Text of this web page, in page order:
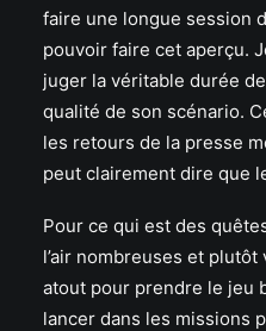
faire une longue session
pouvoir faire cet aperçu.
juger la véritable durée
qualité de son scénario.
les retours de la presse
peut clairement dire que
Pour ce qui est des
l’air nombreuses et
atout pour prendre le jeu
lancer dans les missions